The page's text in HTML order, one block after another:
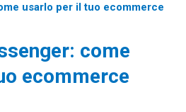
usarlo per il tuo ecommerce
come
ecommerce